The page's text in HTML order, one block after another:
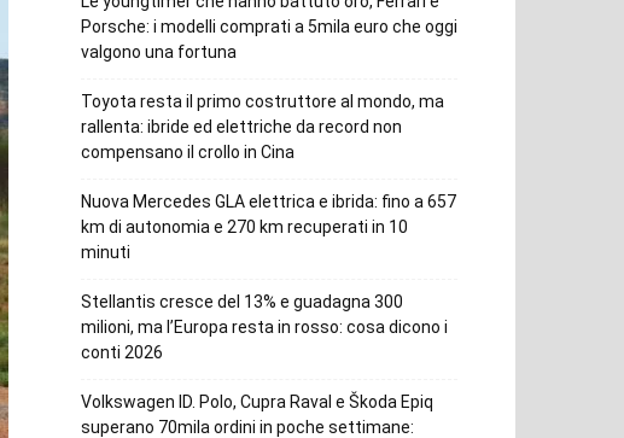
Porsche: i modelli comprati a 5mila euro che oggi
valgono una fortuna
Toyota resta il primo costruttore al mondo, ma
rallenta: ibride ed elettriche da record non
compensano il crollo in Cina
Nuova Mercedes GLA elettrica e ibrida: fino a 657
km di autonomia e 270 km recuperati in 10
minuti
Stellantis cresce del 13% e guadagna 300
milioni, ma l’Europa resta in rosso: cosa dicono i
conti 2026
Volkswagen ID. Polo, Cupra Raval e Škoda Epiq
superano 70mila ordini in poche settimane: